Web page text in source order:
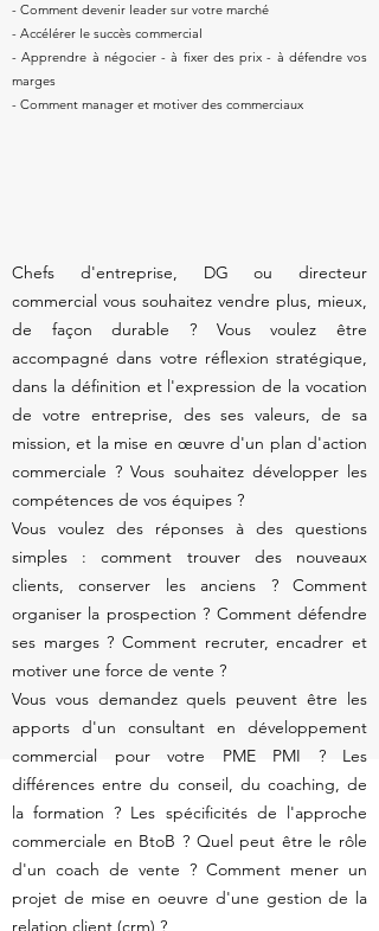
- Comment devenir leader sur votre marché
- Accélérer le succès commercial
- Apprendre à négocier - à fixer des prix - à défendre vos
marges
- Comment manager et motiver des commerciaux
Chefs d'entreprise, DG ou directeur
commercial vous souhaitez vendre plus, mieux,
de façon durable ? Vous voulez être
accompagné dans votre réflexion stratégique,
dans la définition et l'expression de la vocation
de votre entreprise, des ses valeurs, de sa
mission, et la mise en œuvre d'un plan d'action
commerciale ? Vous souhaitez développer les
compétences de vos équipes ?
Vous voulez des réponses à des questions
simples : comment trouver des nouveaux
clients, conserver les anciens ? Comment
organiser la prospection ? Comment défendre
ses marges ? Comment recruter, encadrer et
motiver une force de vente ?
Vous vous demandez quels peuvent être les
apports d'un consultant en développement
commercial pour votre PME PMI ? Les
différences entre du conseil, du coaching, de
la formation ? Les spécificités de l'approche
commerciale en BtoB ? Quel peut être le rôle
d'un coach de vente ? Comment mener un
projet de mise en oeuvre d'une gestion de la
relation client (crm) ?